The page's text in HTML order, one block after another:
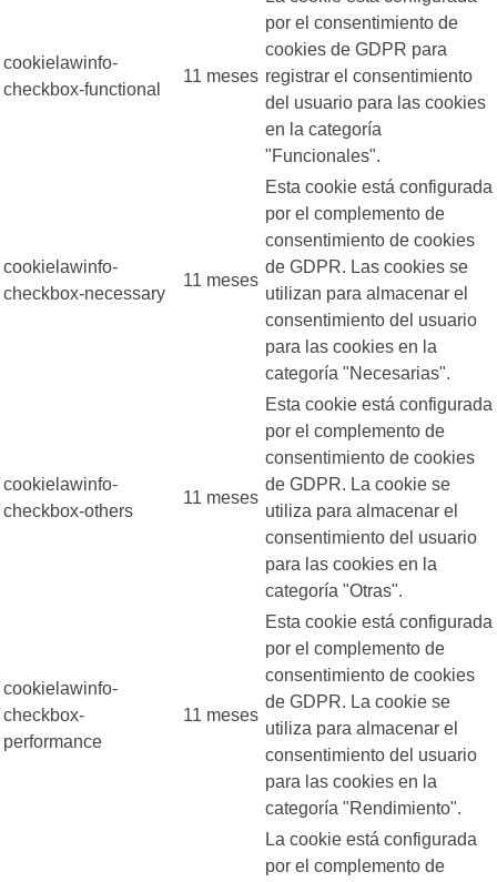
cookielawinfo-
checkbox-functional
11 meses
por el consentimiento de
cookies de GDPR para
registrar el consentimiento
del usuario para las cookies
en la categoría
"Funcionales".
cookielawinfo-
checkbox-necessary
11 meses
Esta cookie está configurada
por el complemento de
consentimiento de cookies
de GDPR. Las cookies se
utilizan para almacenar el
consentimiento del usuario
para las cookies en la
categoría "Necesarias".
cookielawinfo-
checkbox-others
11 meses
Esta cookie está configurada
por el complemento de
consentimiento de cookies
de GDPR. La cookie se
utiliza para almacenar el
consentimiento del usuario
para las cookies en la
categoría "Otras".
cookielawinfo-
checkbox-
performance
11 meses
Esta cookie está configurada
por el complemento de
consentimiento de cookies
de GDPR. La cookie se
utiliza para almacenar el
consentimiento del usuario
para las cookies en la
categoría "Rendimiento".
La cookie está configurada
por el complemento de